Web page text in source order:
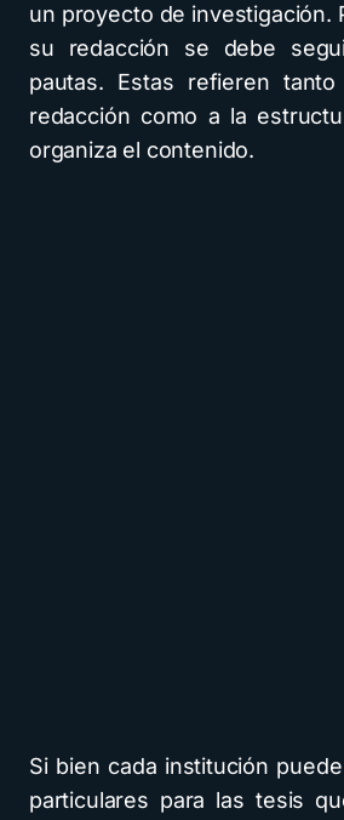
un proyecto de investigación.
su redacción se debe
pautas. Estas refieren
redacción como a la
organiza el contenido.
Si bien cada institución
particulares para las tesis